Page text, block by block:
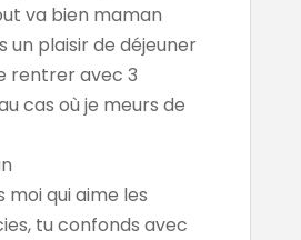
va bien maman
un plaisir de déjeuner
rentrer avec 3
cas où je meurs de
moi qui aime les
tu confonds avec